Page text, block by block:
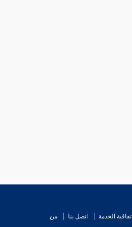
اتفاقية الخدمة اتصل بنا
من